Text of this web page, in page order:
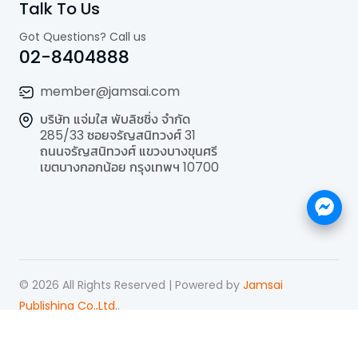
Talk To Us
Got Questions? Call us
02-8404888
member@jamsai.com
บริษัท แจ่มใส พับลิชชิ่ง จำกัด
285/33 ซอยจรัญสนิทวงศ์ 31
ถนนจรัญสนิทวงศ์ แขวงบางขุนศรี
เขตบางกอกน้อย กรุงเทพฯ 10700
© 2026 All Rights Reserved | Powered by Jamsai
Publishing Co.,Ltd..